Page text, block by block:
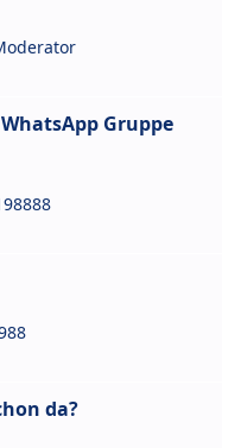
Gruppe
da?